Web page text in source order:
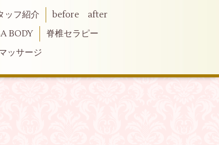
ッフ紹介
before after
BODY
脊椎セラピー
ッサージ